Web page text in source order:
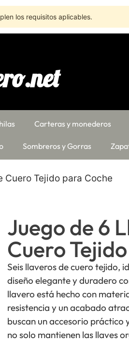
los requisitos aplicables.
Carteras y monederos
Sombreros y Gorras
Cuero Tejido para Coche
Juego de 6
Cuero
Seis llaveros de cuero tejido,
diseño elegante y duradero
llavero está hecho con
resistencia y un acabado
buscan un accesorio práctico
no solo mantienen las llaves